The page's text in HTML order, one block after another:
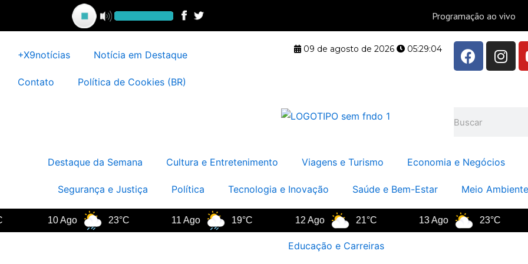
conteúdo
+X9notícias Notícia em Destaque
Contato Política de Cookies (BR)
09 de agosto de 2026 05:29:05
F
a
o
I
n
m
Destaque da Semana Cultura e Entretenimento Viagens e Turismo Economia e Negócios
Segurança e Justiça Política Tecnologia e Inovação Saúde e Bem-Estar Meio
10 Ago 23°C 11 Ago 19°C 12 Ago 21°C 13 Ago 23°C
Educação e Carreiras